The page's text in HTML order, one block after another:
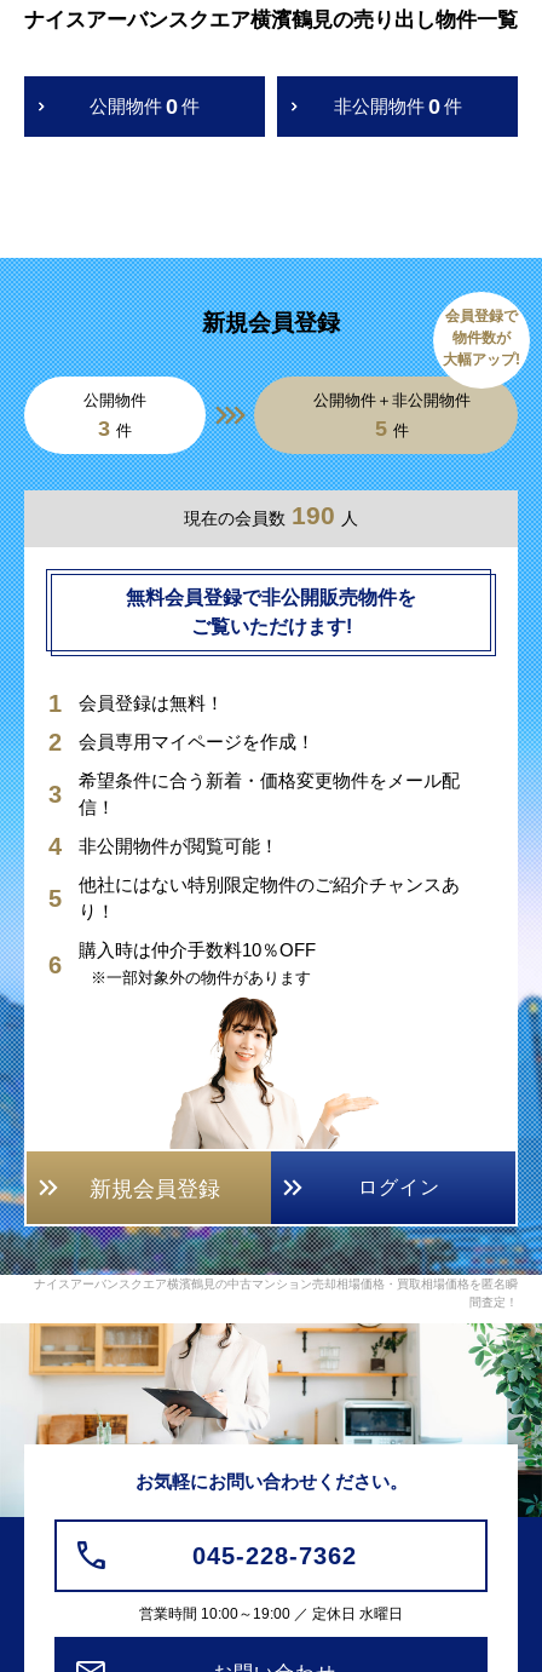
ナイスアーバンスクエア横濱鶴見の売り出し物件一覧
公開物件0件 非公開物件 0 件
新規会員登録
公開物件
3 件
公開物件＋非公開物件
5 件
会員登録で
物件数が
大幅アップ!
現在の会員数 190 人
無料会員登録で非公開販売物件を
ご覧いただけます!
会員登録は無料！
会員専用マイページを作成！
希望条件に合う新着・価格変更物件をメール配
信！
非公開物件が閲覧可能！
他社にはない特別限定物件のご紹介チャンスあ
り！
購入時は仲介手数料10％OFF
※一部対象外の物件があります
新規会員登録 ログイン
ナイスアーバンスクエア横濱鶴見の中古マンション売却相場価格・買取相場価格を匿名瞬
間査定！
お気軽にお問い合わせください。
045-228-7362
営業時間 10:00～19:00 ／ 定休日 水曜日